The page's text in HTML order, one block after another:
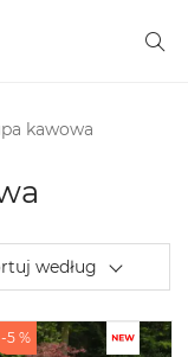
kawowa
według
-5 %